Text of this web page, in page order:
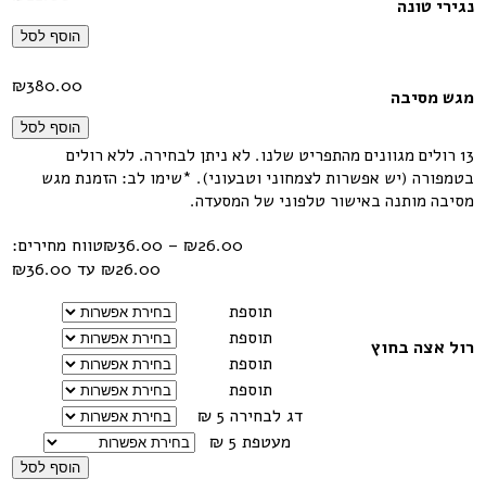
נגירי טונה
הוסף לסל
מגש מסיבה ₪380.00
הוסף לסל
13 רולים מגוונים מהתפריט שלנו. לא ניתן לבחירה. ללא רולים
בטמפורה (יש אפשרות לצמחוני וטבעוני). *שימו לב: הזמנת מגש
מסיבה מותנה באישור טלפוני של המסעדה.
רול אצה בחוץ
₪26.00
–
₪36.00
טווח מחירים:
תוספת
תוספת
תוספת
תוספת
דג לבחירה 5 ₪
מעטפת 5 ₪
הוסף לסל